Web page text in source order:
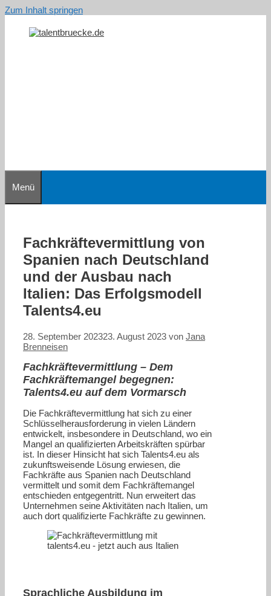
Zum Inhalt springen
Menü
Fachkräftevermittlung von
Spanien nach Deutschland
und der Ausbau nach
Italien: Das Erfolgsmodell
Talents4.eu
28. September 202323. August 2023 von Jana
Brenneisen
Fachkräftevermittlung – Dem
Fachkräftemangel begegnen:
Talents4.eu auf dem Vormarsch
Die Fachkräftevermittlung hat sich zu einer
Schlüsselherausforderung in vielen Ländern
entwickelt, insbesondere in Deutschland, wo ein
Mangel an qualifizierten Arbeitskräften spürbar
ist. In dieser Hinsicht hat sich Talents4.eu als
zukunftsweisende Lösung erwiesen, die
Fachkräfte aus Spanien nach Deutschland
vermittelt und somit dem Fachkräftemangel
entschieden entgegentritt. Nun erweitert das
Unternehmen seine Aktivitäten nach Italien, um
auch dort qualifizierte Fachkräfte zu gewinnen.
Sprachliche Ausbildung im